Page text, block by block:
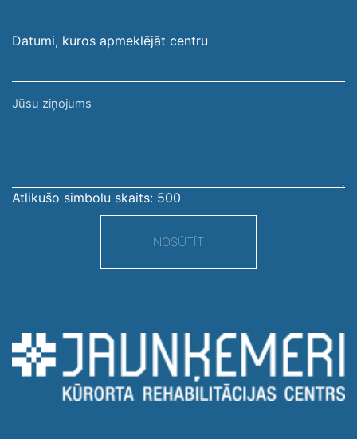
Datumi, kuros apmeklējāt centru
Jūsu
Atlikušo simbolu skaits: 500
NOSŪTĪT